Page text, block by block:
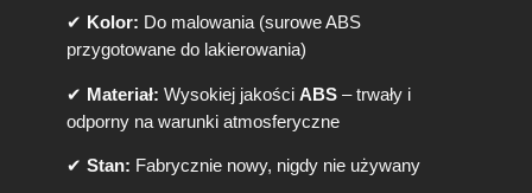
t
e
✔ Kolor: Do malowania (surowe ABS
przygotowane do lakierowania)
✔ Materiał: Wysokiej jakości ABS – trwały i
odporny na warunki atmosferyczne
✔ Stan: Fabrycznie nowy, nigdy nie używany